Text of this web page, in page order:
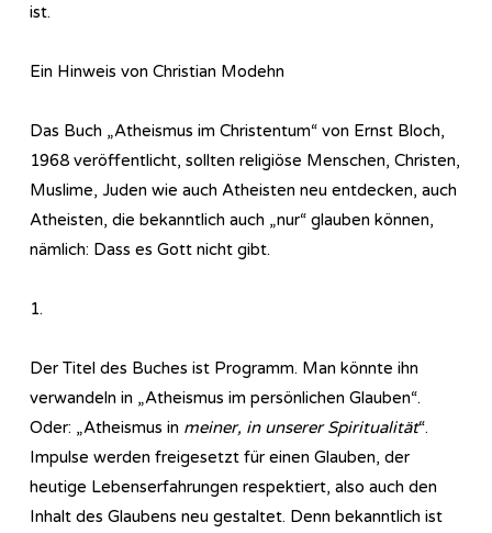
ist.
Ein Hinweis von Christian Modehn
Das Buch „Atheismus im Christentum“ von Ernst Bloch,
1968 veröffentlicht, sollten religiöse Menschen, Christen,
Muslime, Juden wie auch Atheisten neu entdecken, auch
Atheisten, die bekanntlich auch „nur“ glauben können,
nämlich: Dass es Gott nicht gibt.
1.
Der Titel des Buches ist Programm. Man könnte ihn
verwandeln in „Atheismus im persönlichen Glauben“.
Oder: „Atheismus in meiner, in unserer Spiritualität“.
Impulse werden freigesetzt für einen Glauben, der
heutige Lebenserfahrungen respektiert, also auch den
Inhalt des Glaubens neu gestaltet. Denn bekanntlich ist